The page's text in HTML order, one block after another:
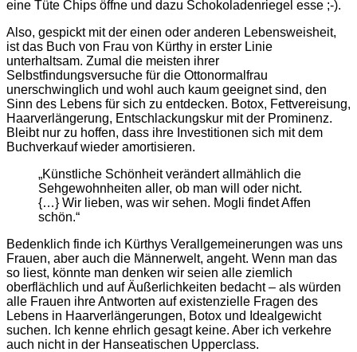
eine Tüte Chips öffne und dazu Schokoladenriegel esse ;-).
Also, gespickt mit der einen oder anderen Lebensweisheit,
ist das Buch von Frau von Kürthy in erster Linie
unterhaltsam. Zumal die meisten ihrer
Selbstfindungsversuche für die Ottonormalfrau
unerschwinglich und wohl auch kaum geeignet sind, den
Sinn des Lebens für sich zu entdecken. Botox, Fettvereisung,
Haarverlängerung, Entschlackungskur mit der Prominenz.
Bleibt nur zu hoffen, dass ihre Investitionen sich mit dem
Buchverkauf wieder amortisieren.
„Künstliche Schönheit verändert allmählich die
Sehgewohnheiten aller, ob man will oder nicht.
{…} Wir lieben, was wir sehen. Mogli findet Affen
schön.“
Bedenklich finde ich Kürthys Verallgemeinerungen was uns
Frauen, aber auch die Männerwelt, angeht. Wenn man das
so liest, könnte man denken wir seien alle ziemlich
oberflächlich und auf Äußerlichkeiten bedacht – als würden
alle Frauen ihre Antworten auf existenzielle Fragen des
Lebens in Haarverlängerungen, Botox und Idealgewicht
suchen. Ich kenne ehrlich gesagt keine. Aber ich verkehre
auch nicht in der Hanseatischen Upperclass.